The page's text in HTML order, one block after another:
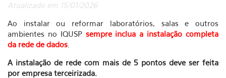
Atualizado em 15/01/2026
Ao instalar ou reformar laboratórios, salas e outros
ambientes no IQUSP sempre inclua a instalação completa
da rede de dados
A instalação de rede com mais de 5 pontos deve ser feita
por empresa terceirizada.